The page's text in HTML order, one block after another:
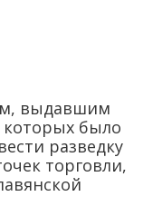
выдавшим
было
разведку
торговли,